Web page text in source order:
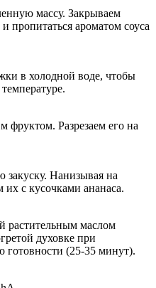
массу. Закрываем
пропитаться ароматом соуса
в холодной воде, чтобы
фруктом. Разрезаем его на
закуску. Нанизывая на
с кусочками ананаса.
растительным маслом
духовке при
готовности (25-35 минут).